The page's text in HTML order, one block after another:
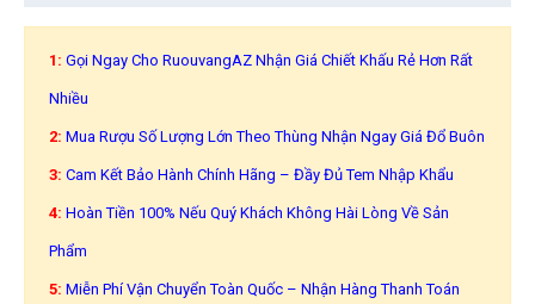
1: Gọi Ngay Cho RuouvangAZ Nhận Giá Chiết Khấu Rẻ Hơn Rất
Nhiều
2: Mua Rượu Số Lượng Lớn Theo Thùng Nhận Ngay Giá Đổ Buôn
3: Cam Kết Bảo Hành Chính Hãng – Đầy Đủ Tem Nhập Khẩu
4: Hoàn Tiền 100% Nếu Quý Khách Không Hài Lòng Về Sản
Phẩm
5: Miễn Phí Vận Chuyển Toàn Quốc – Nhận Hàng Thanh Toán